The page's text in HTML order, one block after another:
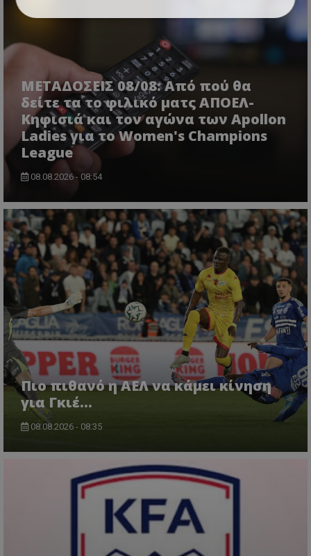
ΜΕΤΑΔΟΣΕΙΣ 08/08: Από πού θα
δείτε τα το φιλικό ματς ΑΠΟΕΛ-
Κηφισιά και τον αγώνα των Apollon
Ladies για το Women's Champions
League
08.08.2026 - 08:54
Πιο πιθανό η ΑΕΛ να κάμει κίνηση
για Γκιέ…
08.08.2026 - 08:35